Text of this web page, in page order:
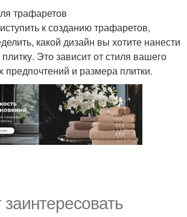
трафаретов
к созданию трафаретов,
какой дизайн вы хотите нанести
Это зависит от стиля вашего
предпочтений и размера плитки.